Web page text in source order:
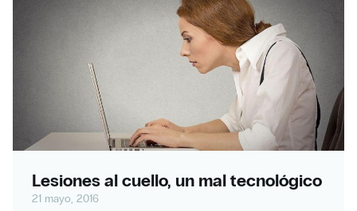
Lesiones al cuello, un mal tecnológico
21 mayo, 2016